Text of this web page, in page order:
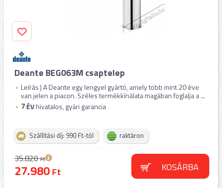
Deante BEG063M csaptelep
Leírás | A Deante egy lengyel gyártó, amely több mint 20 éve
van jelen a piacon. Széles termékkínálata magában foglalja a ...
7ÉVhivatalos, gyári garancia
Szállítási díj: 990 Ft-tól raktáron
35.820Ft
27.980Ft KOSÁRBA